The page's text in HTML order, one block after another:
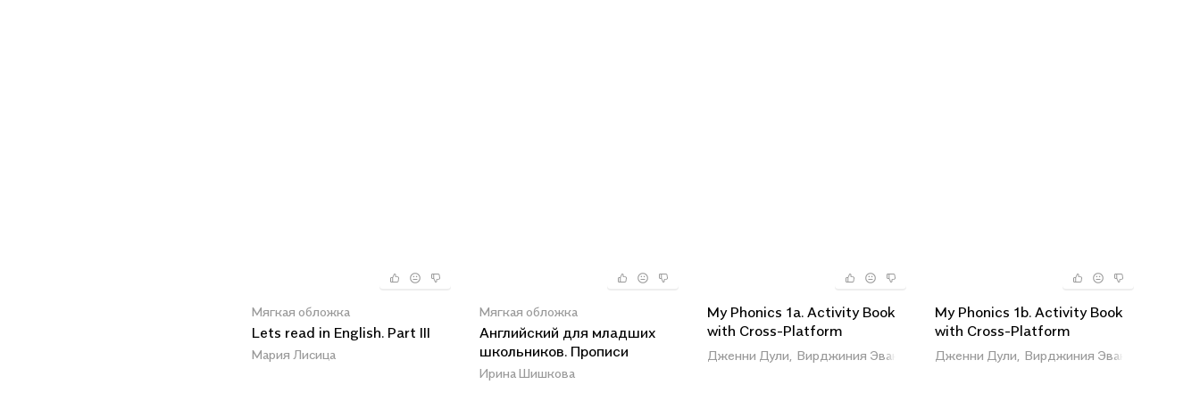
Мягкая обложка
Lets read in English. Part III
Мария Лисица
Мягкая обложка
Английский для младших
школьников. Прописи
Ирина Шишкова
My Phonics 1a. Activity Book
with Cross-Platform
Application
Дженни Дули, Вирджиния Эванс
My Phonics 1b. Activity Book
with Cross-Platform
Application
Дженни Дули, Вирджиния Эванс